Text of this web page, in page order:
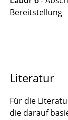
Bereitstellung
Literatur
Für die
die darauf